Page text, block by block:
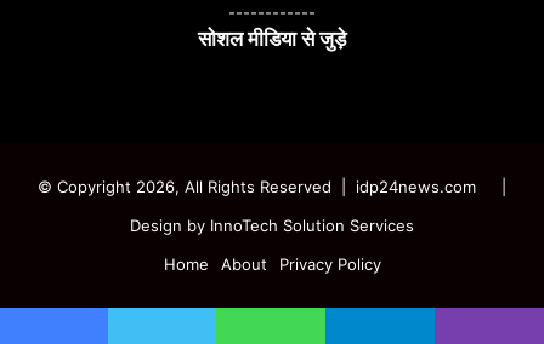
------------
सोशल मीडिया से जुड़े
© Copyright 2026, All Rights Reserved | idp24news.com
Design by InnoTech Solution Services
Home
About Privacy Policy